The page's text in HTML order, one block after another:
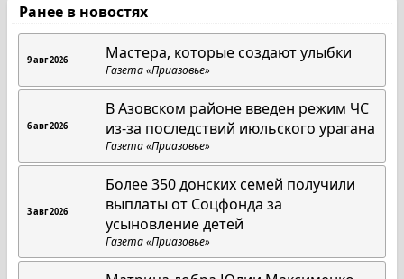
Ранее в новостях
9 авг 2026 Мастера, которые создают улыбки
Газета «Приазовье»
6 авг 2026
В Азовском районе введен режим ЧС
из-за последствий июльского урагана
Газета «Приазовье»
3 авг 2026
Более 350 донских семей получили
выплаты от Соцфонда за
усыновление детей
Газета «Приазовье»